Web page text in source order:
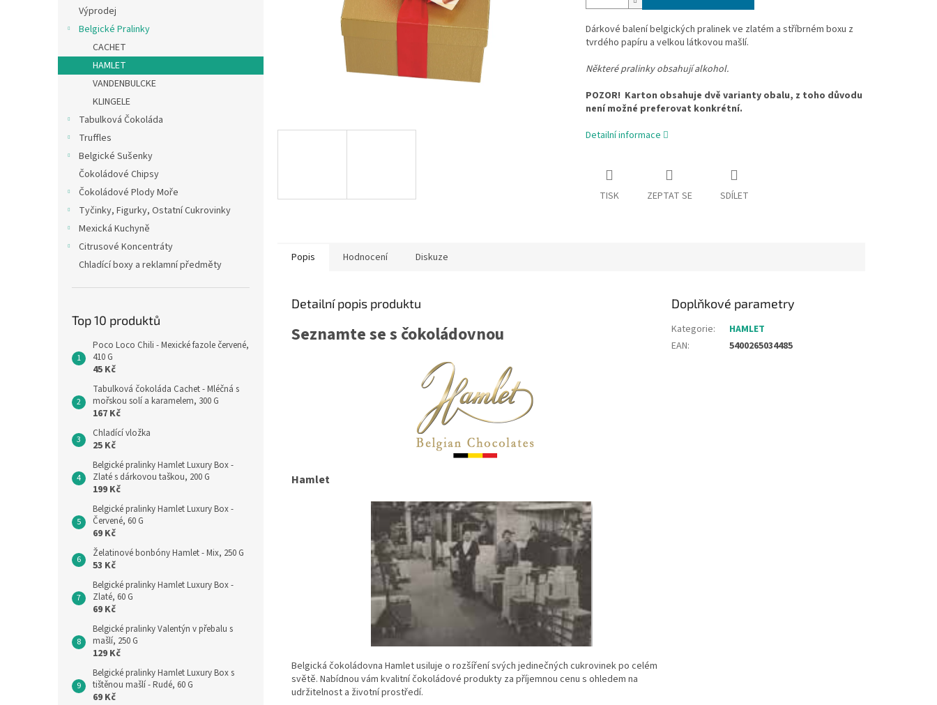
Výprodej
Belgické Pralinky
CACHET
HAMLET
VANDENBULCKE
KLINGELE
Tabulková Čokoláda
Truffles
Belgické Sušenky
Čokoládové Chipsy
Čokoládové Plody Moře
Tyčinky, Figurky, Ostatní Cukrovinky
Mexická Kuchyně
Citrusové Koncentráty
Chladící boxy a reklamní předměty
Top 10 produktů
Poco Loco Chili - Mexické fazole červené,
410 G
45 Kč
Tabulková čokoláda Cachet - Mléčná s
mořskou solí a karamelem, 300 G
167 Kč
Chladící vložka
25 Kč
Belgické pralinky Hamlet Luxury Box -
Zlaté s dárkovou taškou, 200 G
199 Kč
Belgické pralinky Hamlet Luxury Box -
Červené, 60 G
69 Kč
Želatinové bonbóny Hamlet - Mix, 250 G
53 Kč
Belgické pralinky Hamlet Luxury Box -
Zlaté, 60 G
69 Kč
Belgické pralinky Valentýn v přebalu s
mašlí, 250 G
129 Kč
Belgické pralinky Hamlet Luxury Box s
tištěnou mašlí - Rudé, 60 G
69 Kč
Dárkové balení belgických pralinek ve zlatém a stříbrném boxu z
tvrdého papíru a velkou látkovou mašlí.
Některé pralinky obsahují alkohol.
POZOR! Karton obsahuje dvě varianty obalu, z toho důvodu
není možné preferovat konkrétní.
Detailní informace
TISK ZEPTAT SE SDÍLET
Popis Hodnocení Diskuze
Detailní popis produktu
Seznamte se s čokoládovnou
Hamlet
Belgická čokoládovna Hamlet usiluje o rozšíření svých jedinečných cukrovinek po celém
světě. Nabídnou vám kvalitní čokoládové produkty za příjemnou cenu s ohledem na
udržitelnost a životní prostředí.
Doplňkové parametry
Kategorie:
HAMLET
EAN: 5400265034485